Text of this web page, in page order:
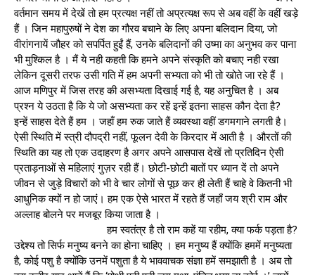
वर्तमान समय में देखें तो हम प्रत्यक्ष नहीं तो अप्रत्यक्ष रूप से अब वहीं के वहीं खड़े
हैं । जिन महापुरुषों ने देश का गौरव बचाने के लिए अपना बलिदान दिया, जो
वीरांगनायें जौहर को सपर्पित हुईं हैं, उनके बलिदानों की उष्मा का अनुभव कर पाना
भी मुश्किल है । मैं ये नही कहती कि हमने अपने संस्कृति को बचाए नही रखा
लेकिन दूसरी तरफ उसी गति में हम अपनी सभ्यता को भी तो खोते जा रहे हैं ।
आज मणिपुर में जिस तरह की असभ्यता दिखाई गई है, यह अनुचित है । अब
प्रश्न ये उठता है कि ये जो असभ्यता कर रहें इन्हें इतना साहस कौन देता है?
इन्हें साहस देते हैं हम । जहाँ हम रुक जाते हैं व्यवस्था वहीं डगमगाने लगती है।
ऐसी स्थिति में स्त्री दौपद्री नहीं, फूलन देवी के किरदार में आती है । औरतों की
स्थिति का यह तो एक उदाहरण है अगर अपने आसपास देखें तो प्रतिदिन ऐसी
प्रताड़नाओं से महिलाएं गुज़र रही हैं। छोटी-छोटी बातों पर ध्यान दें तो अपने
जीवन से जुड़े विचारों को भी वे चार लोगों से पूछ कर ही लेती हैं चाहे वे कितनी भी
आधुनिक क्यों न हो जाएं। हम एक ऐसे भारत में रहते हैं जहाँ जय श्री राम और
अल्लाह बोलने पर मजबूर किया जाता है ।
हम स्वतंत्र है तो राम कहें या रहीम, क्या फर्क पड़ता है?
उद्देश्य तो सिर्फ मनुष्य बनने का होना चाहिए । हम मनुष्य हैं क्योंकि हममें मनुष्यता
है, कोई पशु है क्योंकि उनमें पशुता है ये भाववाचक संज्ञा हमें समझाती है । अब तो